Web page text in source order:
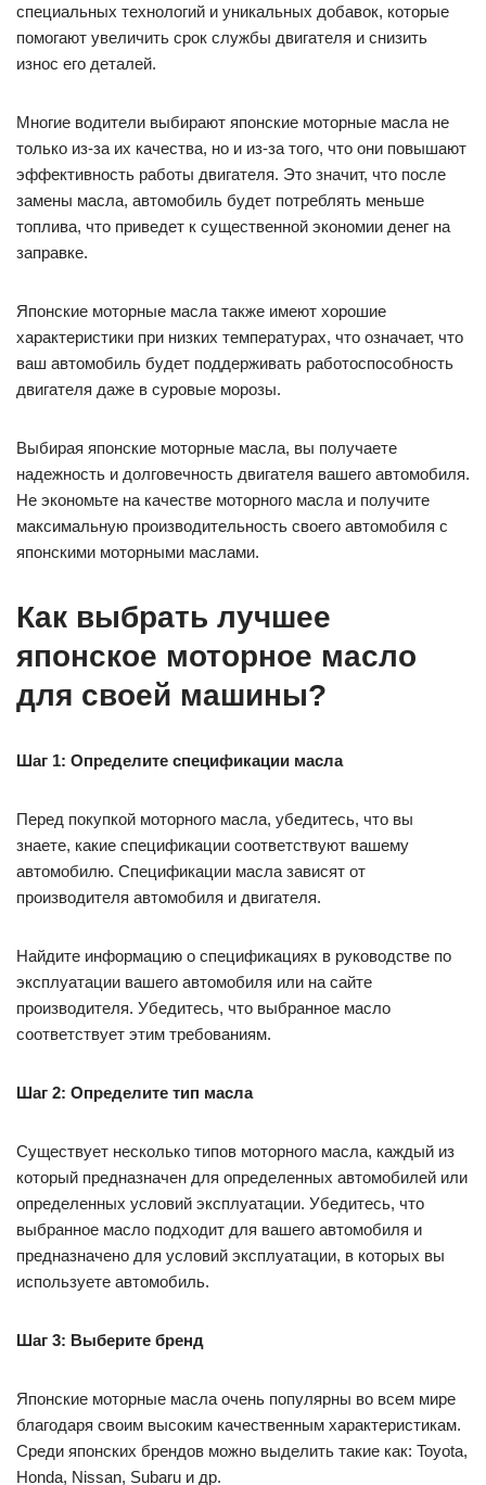
специальных технологий и уникальных добавок, которые
помогают увеличить срок службы двигателя и снизить
износ его деталей.
Многие водители выбирают японские моторные масла не
только из-за их качества, но и из-за того, что они повышают
эффективность работы двигателя. Это значит, что после
замены масла, автомобиль будет потреблять меньше
топлива, что приведет к существенной экономии денег на
заправке.
Японские моторные масла также имеют хорошие
характеристики при низких температурах, что означает, что
ваш автомобиль будет поддерживать работоспособность
двигателя даже в суровые морозы.
Выбирая японские моторные масла, вы получаете
надежность и долговечность двигателя вашего автомобиля.
Не экономьте на качестве моторного масла и получите
максимальную производительность своего автомобиля с
японскими моторными маслами.
Как выбрать лучшее
японское моторное масло
для своей машины?
Шаг 1: Определите спецификации масла
Перед покупкой моторного масла, убедитесь, что вы
знаете, какие спецификации соответствуют вашему
автомобилю. Спецификации масла зависят от
производителя автомобиля и двигателя.
Найдите информацию о спецификациях в руководстве по
эксплуатации вашего автомобиля или на сайте
производителя. Убедитесь, что выбранное масло
соответствует этим требованиям.
Шаг 2: Определите тип масла
Существует несколько типов моторного масла, каждый из
который предназначен для определенных автомобилей или
определенных условий эксплуатации. Убедитесь, что
выбранное масло подходит для вашего автомобиля и
предназначено для условий эксплуатации, в которых вы
используете автомобиль.
Шаг 3: Выберите бренд
Японские моторные масла очень популярны во всем мире
благодаря своим высоким качественным характеристикам.
Среди японских брендов можно выделить такие как: Toyota,
Honda, Nissan, Subaru и др.